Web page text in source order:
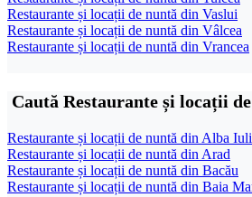
Restaurante și locații de nuntă din Vaslui
Restaurante și locații de nuntă din Vâlcea
Restaurante și locații de nuntă din Vrancea
Caută Restaurante și locații
Restaurante și locații de nuntă din Alba
Restaurante și locații de nuntă din Arad
Restaurante și locații de nuntă din Bacău
Restaurante și locații de nuntă din Baia